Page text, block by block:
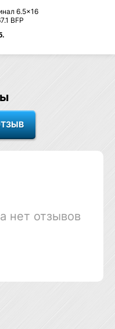
6.5×16
BFP
нет отзывов